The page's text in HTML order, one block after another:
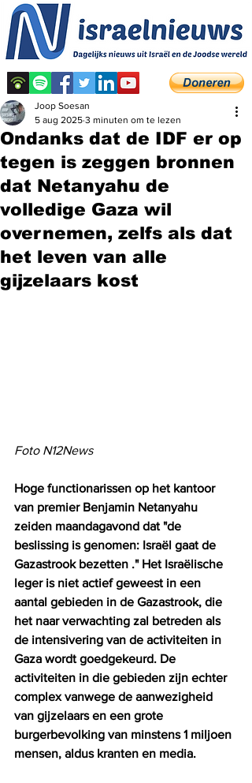
Ondanks dat de IDF er op
tegen is zeggen bronnen
dat Netanyahu de
volledige Gaza wil
overnemen, zelfs als dat
het leven van alle
gijzelaars kost
Joop Soesan
5 aug 2025 3 minuten om te lezen
Foto N12News
Hoge functionarissen op het kantoor
van premier Benjamin Netanyahu
zeiden maandagavond dat "de
beslissing is genomen: Israël gaat de
Gazastrook bezetten ." Het Israëlische
leger is niet actief geweest in een
aantal gebieden in de Gazastrook, die
het naar verwachting zal betreden als
de intensivering van de activiteiten in
Gaza wordt goedgekeurd. De
activiteiten in die gebieden zijn echter
complex vanwege de aanwezigheid
van gijzelaars en een grote
burgerbevolking van minstens 1 miljoen
mensen, aldus kranten en media.